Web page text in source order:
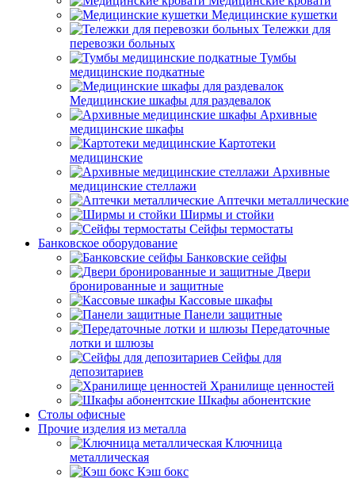
Медицинские кушетки
Тележки для
перевозки больных
Тумбы
медицинские подкатные
Медицинские шкафы для раздевалок
Архивные
медицинские шкафы
Картотеки
медицинские
Архивные
медицинские стеллажи
Аптечки металлические
Ширмы и стойки
Сейфы термостаты
Банковское оборудование
Банковские сейфы
Двери
бронированные и защитные
Кассовые шкафы
Панели защитные
Передаточные
лотки и шлюзы
Сейфы для
депозитариев
Хранилище ценностей
Шкафы абонентские
Столы офисные
Прочие изделия из металла
Ключница
металлическая
Кэш бокс